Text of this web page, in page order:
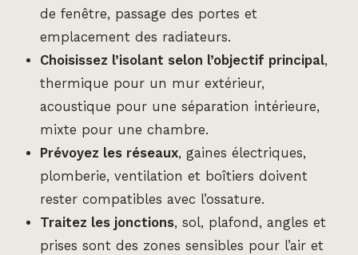
de fenêtre, passage des portes et
emplacement des radiateurs.
Choisissez l’isolant selon l’objectif principal,
thermique pour un mur extérieur,
acoustique pour une séparation intérieure,
mixte pour une chambre.
Prévoyez les réseaux, gaines électriques,
plomberie, ventilation et boîtiers doivent
rester compatibles avec l’ossature.
Traitez les jonctions, sol, plafond, angles et
prises sont des zones sensibles pour l’air et